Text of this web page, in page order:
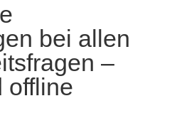
bei allen
–
offline